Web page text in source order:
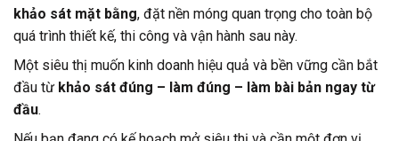
khảo sát mặt bằng, đặt nền móng quan trọng cho toàn bộ
quá trình thiết kế, thi công và vận hành sau này.
Một siêu thị muốn kinh doanh hiệu quả và bền vững cần bắt
đầu từ khảo sát đúng – làm đúng – làm bài bản ngay từ
đầu.